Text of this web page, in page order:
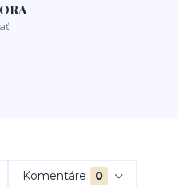
Komentáre 0